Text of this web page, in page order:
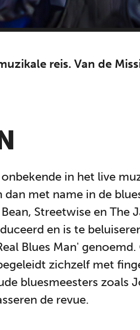
reis. Van de
in het live
met name in de
Bean, Streetwise en
en is te
Blues Man'
zichzelf met
bluesmeesters zoals
de revue.